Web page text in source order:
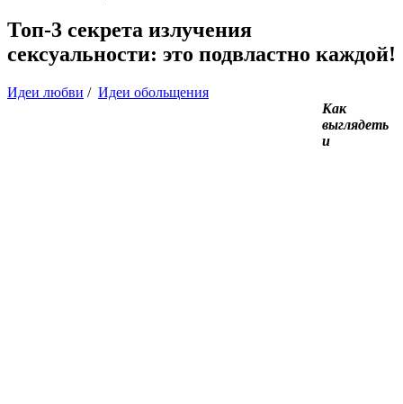
Топ-3 секрета излучения
сексуальности: это подвластно каждой!
Идеи любви / Идеи обольщения
Как
выглядеть
и